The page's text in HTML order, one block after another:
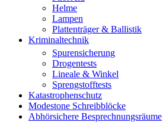
Helme
Lampen
Plattenträger & Ballistik
Kriminaltechnik
Spurensicherung
Drogentests
Lineale & Winkel
Sprengstofftests
Katastrophenschutz
Modestone Schreibblöcke
Abhörsichere Besprechnungsräume